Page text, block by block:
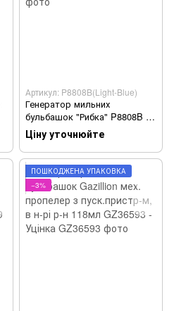
Артикул: P8808B(Light-Blue)
Генератор мильних
бульбашок "Рибка" P8808B 9
* 17 * 5 см (P8808B(Light-
Blue))
Ціну уточнюйте
ПОШКОДЖЕНА УПАКОВКА
−3%